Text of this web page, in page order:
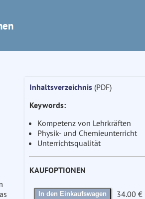
Inhaltsverzeichnis(PDF)
Keywords:
Kompetenz von Lehrkräften
Physik- und Chemieunterricht
Unterrichtsqualität
KAUFOPTIONEN
In den Einkaufswagen 34.00 €